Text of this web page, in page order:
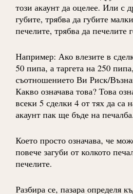
този акаунт да оцелее. Или с
губите, трябва да губите
печелите, трябва да печелите
Например: Ако влезите в
50 пипа, а таргета на 250
съотношението Ви Риск/
Какво означава това? Това
всеки 5 сделки 4 от тях да са
акаунт пак ще бъде на печалба.
Което просто означава, че
повече загуби от колкото
печелите.
Разбира се, пазара определя